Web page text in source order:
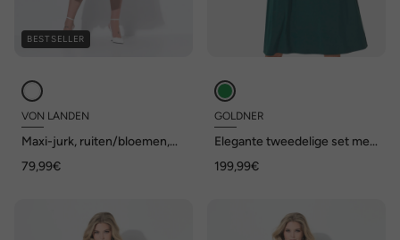
BESTSELLER
VON LANDEN
Maxi-jurk, ruiten/bloemen,
79,99€
GOLDNER
Elegante tweedelige set met
199,99€